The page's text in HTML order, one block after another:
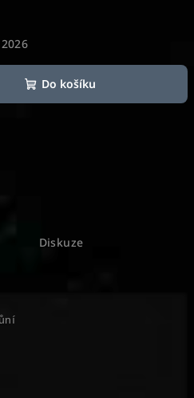
Do košíku
Diskuze